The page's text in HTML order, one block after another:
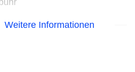
Weitere Informationen